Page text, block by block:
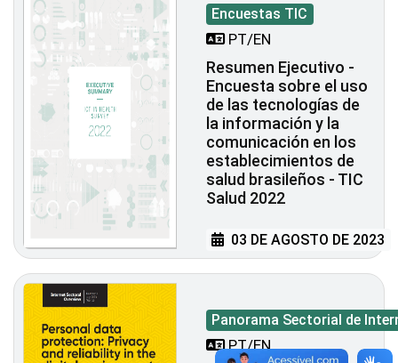
Encuestas TIC
PT/EN
Resumen Ejecutivo -
Encuesta sobre el uso
de las tecnologías de
la información y la
comunicación en los
establecimientos de
salud brasileños - TIC
Salud 2022
03 DE AGOSTO DE 2023
Panorama Sectorial de
PT/EN